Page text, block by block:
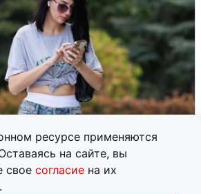
ресурсе применяются
на сайте, вы
свое согласие на их
остались без